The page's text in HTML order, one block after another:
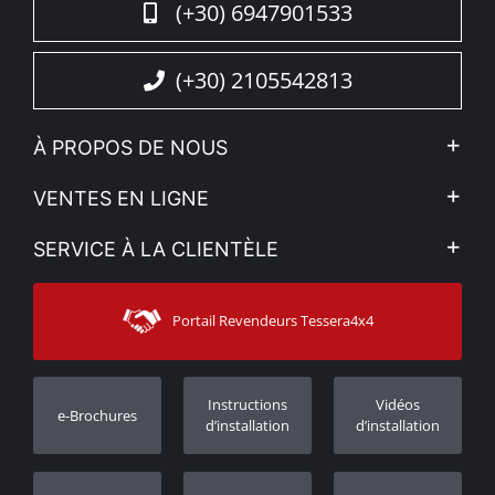
(+30) 6947901533
(+30) 2105542813
À PROPOS DE NOUS
L'entreprise
Voir nos actualités
Sitemap
VENTES EN LIGNE
Mon compte
Moyens d’expédition
SERVICE À LA CLIENTÈLE
Contacter
Assistance aux clients
Suivi des commandes
Concessionnaires
Portail Revendeurs Tessera4x4
e-Brochures
Instructions
d’installation
Vidéos
d’installation